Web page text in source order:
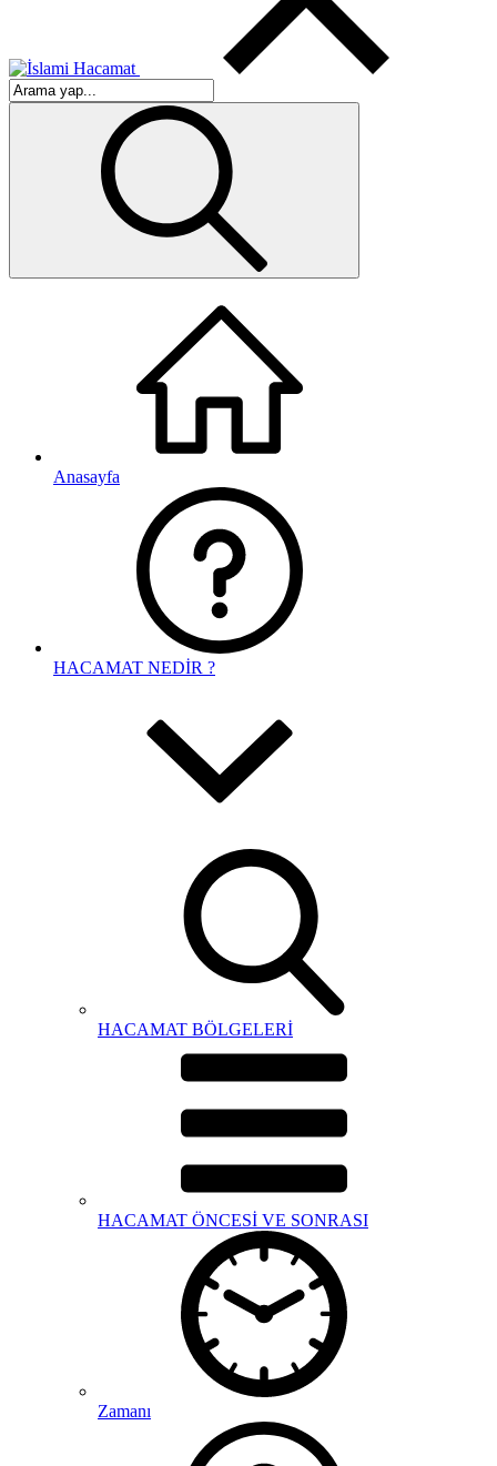
Anasayfa
HACAMAT NEDİR ?
HACAMAT BÖLGELERİ
HACAMAT ÖNCESİ VE SONRASI
Zamanı